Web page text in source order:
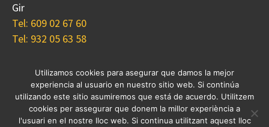
Gir
Tel: 609 02 67 60
Tel: 932 05 63 58
Nosotros Proyectos Blog
Contacto
Cookies
Utilizamos cookies para asegurar que damos la mejor
experiencia al usuario en nuestro sitio web. Si continúa
utilizando este sitio asumiremos que está de acuerdo. Utilitzem
cookies per assegurar que donem la millor experiència a
l'usuari en el nostre lloc web. Si continua utilitzant aquest lloc